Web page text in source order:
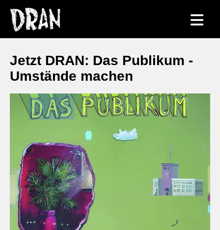
Jetzt DRAN: Das Publikum -
Umstände machen